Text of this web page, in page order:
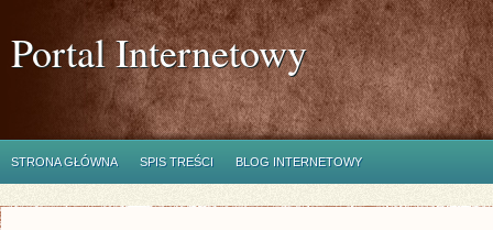
Portal Internetowy
STRONA GŁÓWNA SPIS TREŚCI BLOG INTERNETOWY